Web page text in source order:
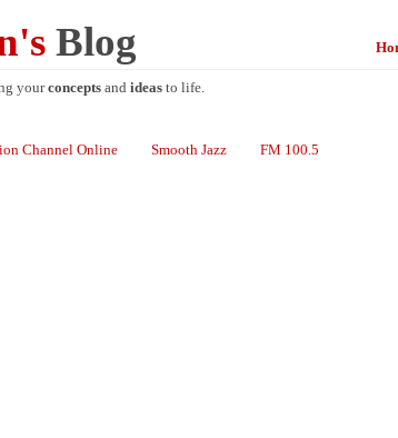
Blog
yourconcepts and ideas to life.
Channel Online Smooth Jazz FM 100.5